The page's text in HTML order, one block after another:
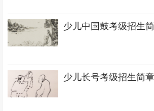
少儿中国鼓考级招生
少儿长号考级招生简章